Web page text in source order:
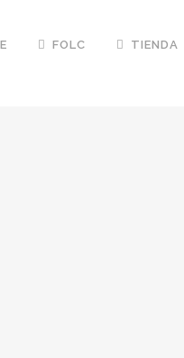
FOLC TIENDA